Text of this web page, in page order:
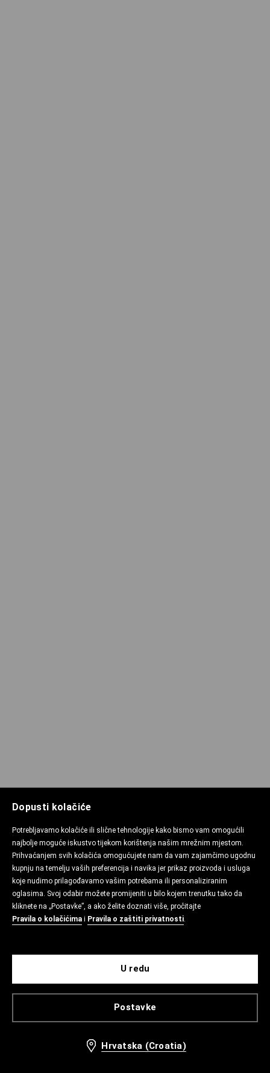
Dopusti kolačiće
Potrebljavamo kolačiće ili slične tehnologije kako bismo vam omogućili
najbolje moguće iskustvo tijekom korištenja našim mrežnim mjestom.
Prihvaćanjem svih kolačića omogućujete nam da vam zajamčimo ugodnu
kupnju na temelju vaših preferencija i navika jer prikaz proizvoda i usluga
koje nudimo prilagođavamo vašim potrebama ili personaliziranim
oglasima. Svoj odabir možete promijeniti u bilo kojem trenutku tako da
kliknete na „Postavke”, a ako želite doznati više, pročitajte
Pravila o kolačićima i Pravila o zaštiti privatnosti.
Postavke
U redu
Hrvatska (Croatia)